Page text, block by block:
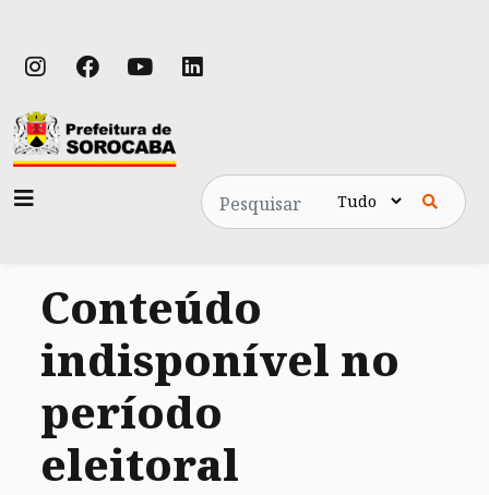
Pesquisa
Conteúdo
indisponível no
período
eleitoral